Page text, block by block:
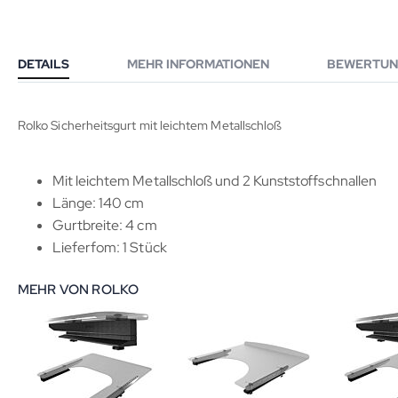
DETAILS
Rolko Sicherheitsgurt mit leichtem Metallschloß
Mit leichtem Metallschloß und 2 Kunststoffschnallen
Länge: 140 cm
Gurtbreite: 4 cm
Lieferfom: 1 Stück
MEHR INFORMATIONEN
MEHR VON ROLKO